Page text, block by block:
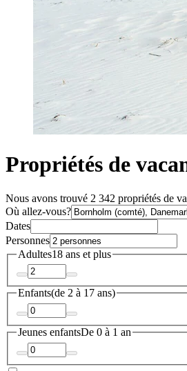
Propriétés de
Nous avons trouvé 2 342 propriétés de
Où allez-vous?
Dates
Personnes
Adultes18 ans et plus
Enfants(de 2 à 17 ans)
Jeunes enfantsDe 0 à 1 an